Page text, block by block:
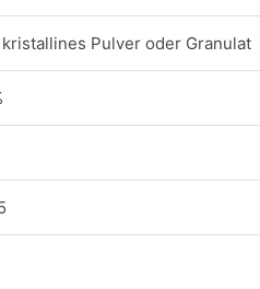
Pulver oder Granulat